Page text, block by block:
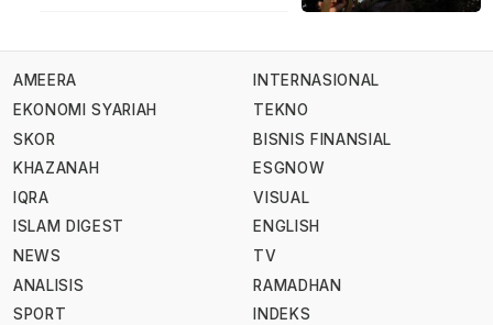
AMEERA
EKONOMI SYARIAH
SKOR
KHAZANAH
IQRA
ISLAM DIGEST
NEWS
ANALISIS
SPORT
INTERNASIONAL
TEKNO
BISNIS FINANSIAL
ESGNOW
VISUAL
ENGLISH
TV
RAMADHAN
INDEKS